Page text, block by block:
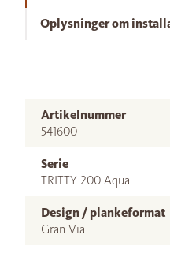
Oplysninger om
Artikelnummer
541600
Serie
TRITTY 200 Aqua
Design / plankeformat
Gran Via